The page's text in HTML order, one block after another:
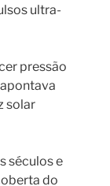
ultra-
pressão
solar
séculos e
do